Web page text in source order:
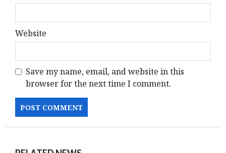
Website
Save my name, email, and website in this
browser for the next time I comment.